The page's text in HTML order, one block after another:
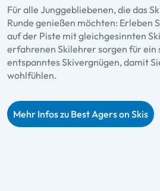
Für alle Junggebliebenen, die das
Runde genießen möchten: Erleben
auf der Piste mit gleichgesinnten
erfahrenen Skilehrer sorgen für ein
entspanntes Skivergnügen, damit
wohlfühlen.
Mehr Infos zu Best Agers on Skis